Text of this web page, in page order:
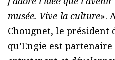
musée. Vive la culture».
Chougnet, le président
qu’Engie est partenaire